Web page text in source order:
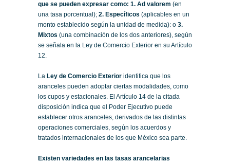
que se pueden expresar como: 1. Ad valorem (en
una tasa porcentual); 2. Específicos (aplicables en un
monto establecido según la unidad de medida): o 3.
Mixtos (una combinación de los dos anteriores), según
se señala en la Ley de Comercio Exterior en su Artículo
12.
La Ley de Comercio Exterior identifica que los
aranceles pueden adoptar ciertas modalidades, como
los cupos y estacionales. El Artículo 14 de la citada
disposición indica que el Poder Ejecutivo puede
establecer otros aranceles, derivados de las distintas
operaciones comerciales, según los acuerdos y
tratados internacionales de los que México sea parte.
Existen variedades en las tasas arancelarias